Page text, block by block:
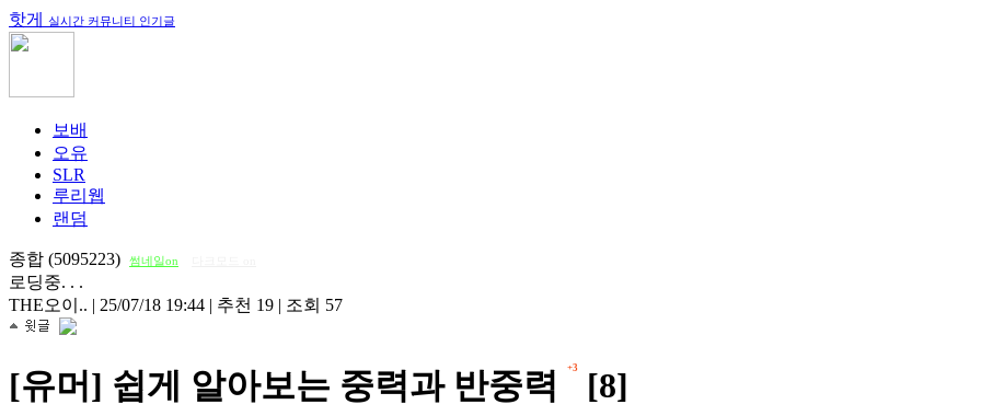
핫게 실시간 커뮤니티 인기글
보배
오유
SLR
루리웹
랜덤
종합 (5095223) 썸네일on
로딩중. . .
THE오이.. | 25/07/18 19:44 | 추천 19 | 조회 57
[유머] 쉽게 알아보는 중력과 반중력 +3 [8]